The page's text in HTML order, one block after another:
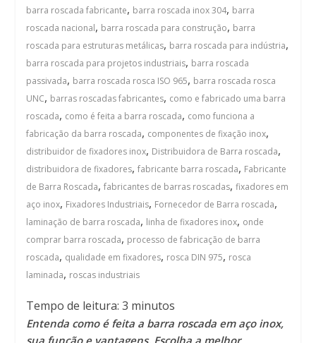
barra roscada fabricante, barra roscada inox 304, barra
roscada nacional, barra roscada para construção, barra
roscada para estruturas metálicas, barra roscada para indústria,
barra roscada para projetos industriais, barra roscada
passivada, barra roscada rosca ISO 965, barra roscada rosca
UNC, barras roscadas fabricantes, como e fabricado uma barra
roscada, como é feita a barra roscada, como funciona a
fabricação da barra roscada, componentes de fixação inox,
distribuidor de fixadores inox, Distribuidora de Barra roscada,
distribuidora de fixadores,fabricante barra roscada, Fabricante
de Barra Roscada,fabricantes de barras roscadas,fixadores em
aço inox, Fixadores Industriais, Fornecedor de Barra roscada,
laminação de barra roscada, linha de fixadores inox, onde
comprar barra roscada, processo de fabricação de barra
roscada, qualidade em fixadores, rosca DIN 975, rosca
laminada, roscas industriais
Tempo de leitura: 3 minutos
Entenda como é feita a barra roscada em aço inox,
sua função e vantagens. Escolha a melhor